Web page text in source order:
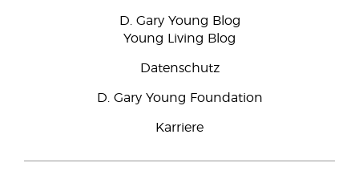
D. Gary Young Blog
Young Living Blog
Datenschutz
D. Gary Young Foundation
Karriere